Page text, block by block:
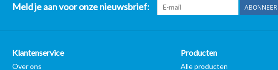
Meld je aan voor onze nieuwsbrief: ABONNEER
Klantenservice
Over ons
Producten
Alle producten